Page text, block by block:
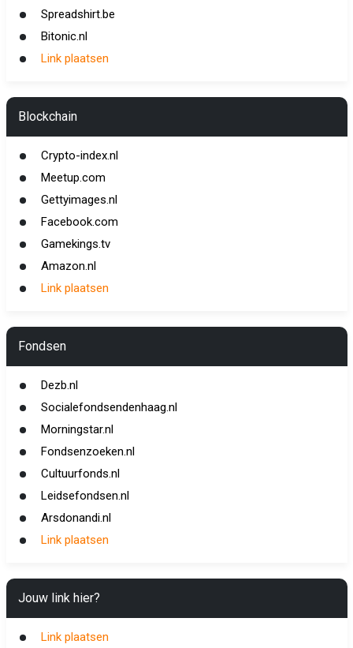
Spreadshirt.be
Bitonic.nl
Link plaatsen
Blockchain
Crypto-index.nl
Meetup.com
Gettyimages.nl
Facebook.com
Gamekings.tv
Amazon.nl
Link plaatsen
Fondsen
Dezb.nl
Socialefondsendenhaag.nl
Morningstar.nl
Fondsenzoeken.nl
Cultuurfonds.nl
Leidsefondsen.nl
Arsdonandi.nl
Link plaatsen
Jouw link hier?
Link plaatsen